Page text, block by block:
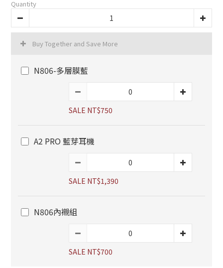
Quantity
Buy Together and Save More
N806-多層膜藍
SALE NT$750
A2 PRO 藍芽耳機
SALE NT$1,390
N806內襯組
SALE NT$700